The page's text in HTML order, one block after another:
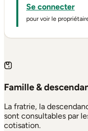
Se connecter
pour voir le
Famille &
La fratrie, la
sont consultables par
cotisation.